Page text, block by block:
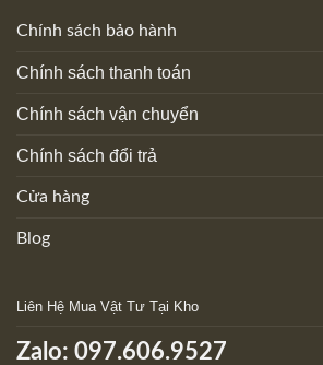
Chính sách bảo hành
Chính sách thanh toán
Chính sách vận chuyển
Chính sách đổi trả
Cửa hàng
Blog
Liên Hệ Mua Vật Tư Tại Kho
Zalo: 097.606.9527